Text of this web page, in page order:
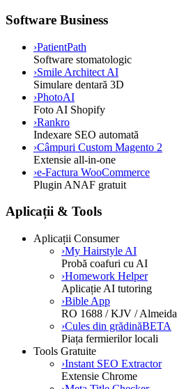
Software Business
›PatientPath
Software stomatologic
›Smile Architect AI
Simulare dentară 3D
›PhotoAI
Foto AI Shopify
›Rankro
Indexare SEO automată
›Câmpuri Custom Magento 2
Extensie all-in-one
›e-Factura WooCommerce
Plugin ANAF gratuit
Aplicații & Tools
Aplicații Consumer
›My Hairstyle AI
Probă coafuri cu AI
›Homework Helper
Aplicație AI tutoring
›Bible App
RO 1688 / KJV / Almeida
›Cules din grădinăBETA
Piața fermierilor locali
Tools Gratuite
›Instant SEO Extractor
Extensie Chrome